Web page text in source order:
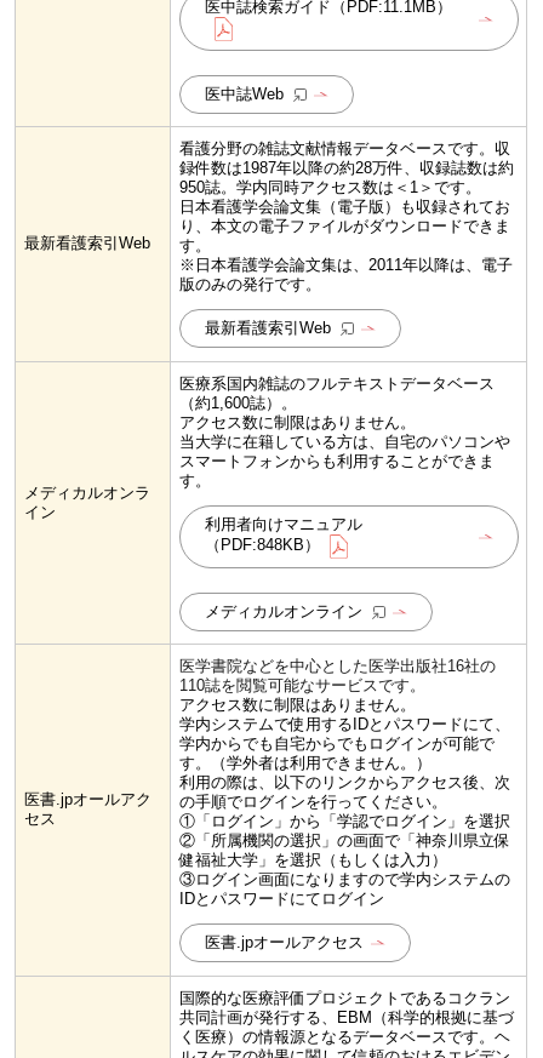
医中誌検索ガイド（PDF:11.1MB）
医中誌Web
最新看護索引Web
看護分野の雑誌文献情報データベースです。収
録件数は1987年以降の約28万件、収録誌数は約
950誌。学内同時アクセス数は＜1＞です。
日本看護学会論文集（電子版）も収録されてお
り、本文の電子ファイルがダウンロードできま
す。
※日本看護学会論文集は、2011年以降は、電子
版のみの発行です。
最新看護索引Web
メディカルオンラ
イン
医療系国内雑誌のフルテキストデータベース
（約1,600誌）。
アクセス数に制限はありません。
当大学に在籍している方は、自宅のパソコンや
スマートフォンからも利用することができま
す。
利用者向けマニュアル
（PDF:848KB）
メディカルオンライン
医書.jpオールアク
セス
医学書院などを中心とした医学出版社16社の
110誌を閲覧可能なサービスです。
アクセス数に制限はありません。
学内システムで使用するIDとパスワードにて、
学内からでも自宅からでもログインが可能で
す。（学外者は利用できません。）
利用の際は、以下のリンクからアクセス後、次
の手順でログインを行ってください。
①「ログイン」から「学認でログイン」を選択
②「所属機関の選択」の画面で「神奈川県立保
健福祉大学」を選択（もしくは入力）
③ログイン画面になりますので学内システムの
IDとパスワードにてログイン
医書.jpオールアクセス
国際的な医療評価プロジェクトであるコクラン
共同計画が発行する、EBM（科学的根拠に基づ
く医療）の情報源となるデータベースです。ヘ